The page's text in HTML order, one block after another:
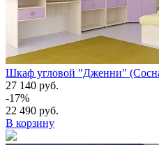
Шкаф угловой "Дженни"
27 140 руб.
-17%
22 490 руб.
В корзину